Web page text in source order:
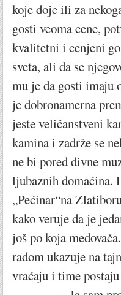
koje doje ili za
gosti veoma cene,
kvalitetni i cenjeni
sveta, ali da se
mu je da gosti imaju
je dobronamerna
jeste veličanstveni
kamina i zadrže se
ne bi pored divne
ljubaznih domaćina.
„Pećinar“na
kako veruje da je
još po koja
radom ukazuje na
vraćaju i time